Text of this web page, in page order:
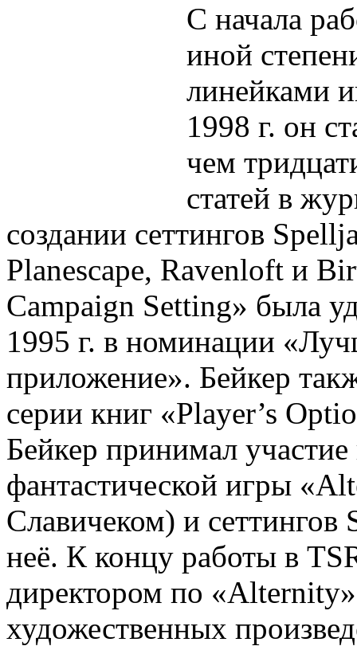
С начала
иной
линейками
1998 г. он
чем
статей в
создании сеттингов
Planescape, Ravenloft и
Campaign Setting» была
1995 г. в номинации
приложение». Бейкер
серии книг «Player’s
Бейкер принимал
фантастической игры
Славичеком) и
неё. К концу работы в
директором по
художественных